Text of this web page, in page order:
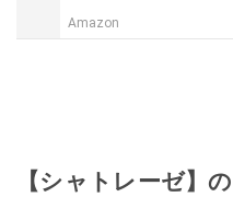
Amazon
【シャトレーゼ】